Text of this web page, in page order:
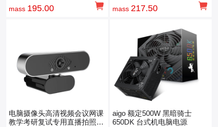
mass 195.00 mass217.50
电脑摄像头高清视频会议网课
教学考研复试专用直播拍照通
aigo 额定500W 黑暗骑士
650DK 台式机电脑电源